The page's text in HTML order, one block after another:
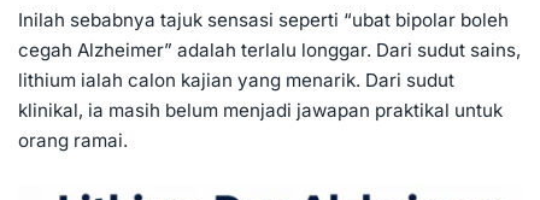
Inilah sebabnya tajuk sensasi seperti “ubat bipolar boleh
cegah Alzheimer” adalah terlalu longgar. Dari sudut sains,
lithium ialah calon kajian yang menarik. Dari sudut
klinikal, ia masih belum menjadi jawapan praktikal untuk
orang ramai.